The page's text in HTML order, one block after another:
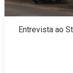
Entrevista ao